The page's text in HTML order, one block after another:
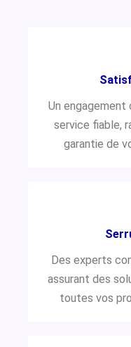
Un
service fiable,
garantie de
Des experts
assurant des
toutes vos